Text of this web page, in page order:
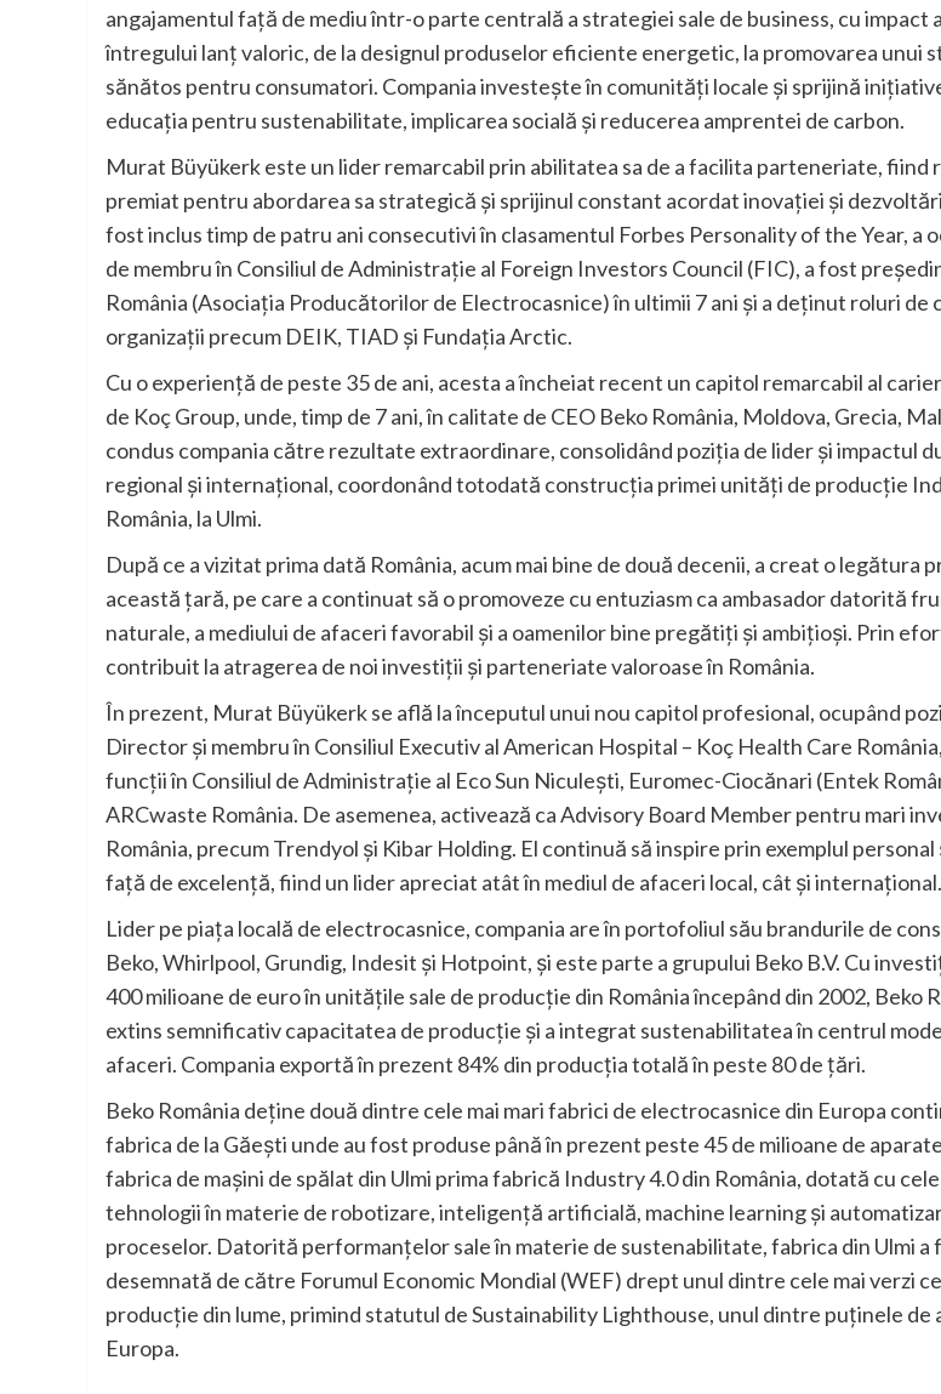
angajamentul față de mediu într-o parte centrală a strategiei sale de business, cu impact
întregului lanț valoric, de la designul produselor eficiente energetic, la promovarea unui
sănătos pentru consumatori. Compania investește în comunități locale și sprijină
educația pentru sustenabilitate, implicarea socială și reducerea amprentei de carbon.
Murat Büyükerk este un lider remarcabil prin abilitatea sa de a facilita parteneriate, fiind
premiat pentru abordarea sa strategică și sprijinul constant acordat inovației și
fost inclus timp de patru ani consecutivi în clasamentul Forbes Personality of the Year, a
de membru în Consiliul de Administrație al Foreign Investors Council (FIC), a fost
România (Asociația Producătorilor de Electrocasnice) în ultimii 7 ani și a deținut roluri de
organizații precum DEIK, TIAD și Fundația Arctic.
Cu o experiență de peste 35 de ani, acesta a încheiat recent un capitol remarcabil al
de Koç Group, unde, timp de 7 ani, în calitate de CEO Beko România, Moldova, Grecia,
condus compania către rezultate extraordinare, consolidând poziția de lider și impactul
regional și internațional, coordonând totodată construcția primei unități de producție
România, la Ulmi.
După ce a vizitat prima dată România, acum mai bine de două decenii, a creat o legătura
această țară, pe care a continuat să o promoveze cu entuziasm ca ambasador datorită
naturale, a mediului de afaceri favorabil și a oamenilor bine pregătiți și ambițioși. Prin
contribuit la atragerea de noi investiții și parteneriate valoroase în România.
În prezent, Murat Büyükerk se află la începutul unui nou capitol profesional, ocupând
Director și membru în Consiliul Executiv al American Hospital – Koç Health Care
funcții în Consiliul de Administrație al Eco Sun Niculești, Euromec-Ciocănari (Entek
ARCwaste România. De asemenea, activează ca Advisory Board Member pentru mari
România, precum Trendyol și Kibar Holding. El continuă să inspire prin exemplul personal
față de excelență, fiind un lider apreciat atât în mediul de afaceri local, cât și internațional.
Lider pe piața locală de electrocasnice, compania are în portofoliul său brandurile de
Beko, Whirlpool, Grundig, Indesit și Hotpoint, și este parte a grupului Beko B.V. Cu
400 milioane de euro în unitățile sale de producție din România începând din 2002, Beko
extins semnificativ capacitatea de producție și a integrat sustenabilitatea în centrul
afaceri. Compania exportă în prezent 84% din producția totală în peste 80 de țări.
Beko România deține două dintre cele mai mari fabrici de electrocasnice din Europa
fabrica de la Găești unde au fost produse până în prezent peste 45 de milioane de
fabrica de mașini de spălat din Ulmi prima fabrică Industry 4.0 din România, dotată cu
tehnologii în materie de robotizare, inteligență artificială, machine learning și
proceselor. Datorită performanțelor sale în materie de sustenabilitate, fabrica din Ulmi a
desemnată de către Forumul Economic Mondial (WEF) drept unul dintre cele mai verzi
producție din lume, primind statutul de Sustainability Lighthouse, unul dintre puținele de
Europa.